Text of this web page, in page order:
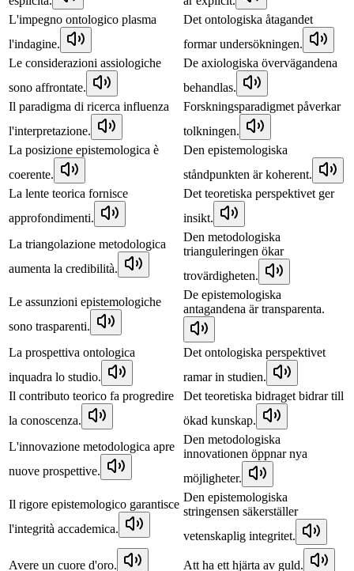
L'impegno ontologico plasma
l'indagine.
Det ontologiska åtagandet
formar undersökningen.
Le considerazioni assiologiche
sono affrontate.
De axiologiska övervägandena
behandlas.
Il paradigma di ricerca influenza
l'interpretazione.
Forskningsparadigmet påverkar
tolkningen.
La posizione epistemologica è
coerente.
Den epistemologiska
ståndpunkten är koherent.
La lente teorica fornisce
approfondimenti.
Det teoretiska perspektivet ger
insikt.
La triangolazione metodologica
aumenta la credibilità.
Den metodologiska
trianguleringen ökar
trovärdigheten.
Le assunzioni epistemologiche
sono trasparenti.
De epistemologiska
antagandena är transparenta.
La prospettiva ontologica
inquadra lo studio.
Det ontologiska perspektivet
ramar in studien.
Il contributo teorico fa progredire
la conoscenza.
Det teoretiska bidraget bidrar till
ökad kunskap.
L'innovazione metodologica apre
nuove prospettive.
Den metodologiska
innovationen öppnar nya
möjligheter.
Il rigore epistemologico garantisce
l'integrità accademica.
Den epistemologiska
stringensen säkerställer
vetenskaplig integritet.
Avere un cuore d'oro. Att ha ett hjärta av guld.